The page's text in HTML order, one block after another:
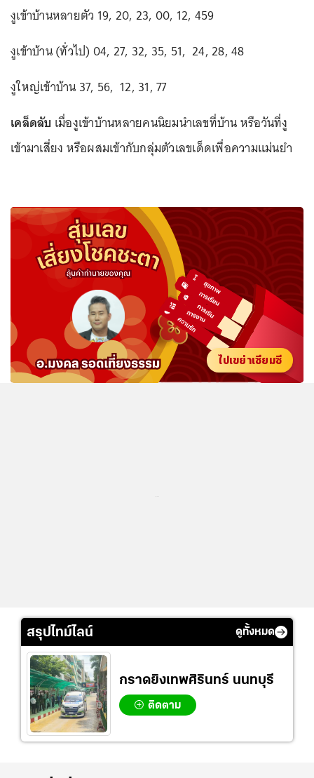
งูเข้าบ้านหลายตัว 19, 20, 23, 00, 12, 459
งูเข้าบ้าน (ทั่วไป) 04, 27, 32, 35, 51, 24, 28, 48
งูใหญ่เข้าบ้าน 37, 56, 12, 31, 77
เคล็ดลับ เมื่องูเข้าบ้านหลายคนนิยมนำเลขที่บ้าน หรือวันที่งู
เข้ามาเสี่ยง หรือผสมเข้ากับกลุ่มตัวเลขเด็ดเพื่อความแม่นยำ
ไปเขย่าเซียมซี
สรุปไทม์ไลน์ ดูทั้งหมด
กราดยิงเทพศิรินทร์ นนทบุรี
ติดตาม